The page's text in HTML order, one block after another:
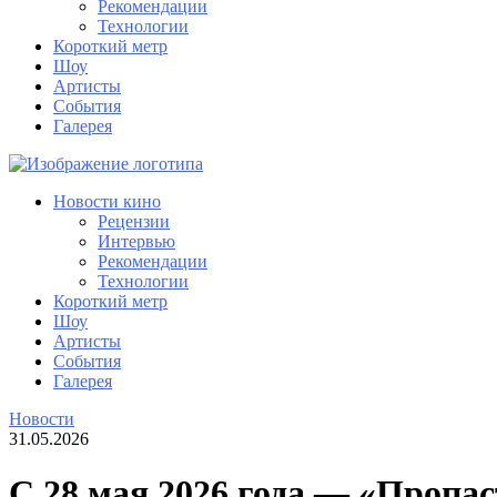
Рекомендации
Технологии
Короткий метр
Шоу
Артисты
События
Галерея
Новости кино
Рецензии
Интервью
Рекомендации
Технологии
Короткий метр
Шоу
Артисты
События
Галерея
Новости
31.05.2026